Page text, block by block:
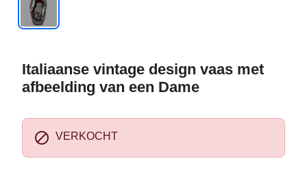
Italiaanse vintage design vaas met
afbeelding van een Dame
 VERKOCHT